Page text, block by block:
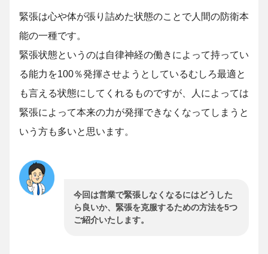
緊張は心や体が張り詰めた状態のことで人間の防衛本
能の一種です。
緊張状態というのは自律神経の働きによって持ってい
る能力を100％発揮させようとしているむしろ最適と
も言える状態にしてくれるものですが、人によっては
緊張によって本来の力が発揮できなくなってしまうと
いう方も多いと思います。
今回は営業で緊張しなくなるにはどうした
ら良いか、緊張を克服するための方法を5つ
ご紹介いたします。